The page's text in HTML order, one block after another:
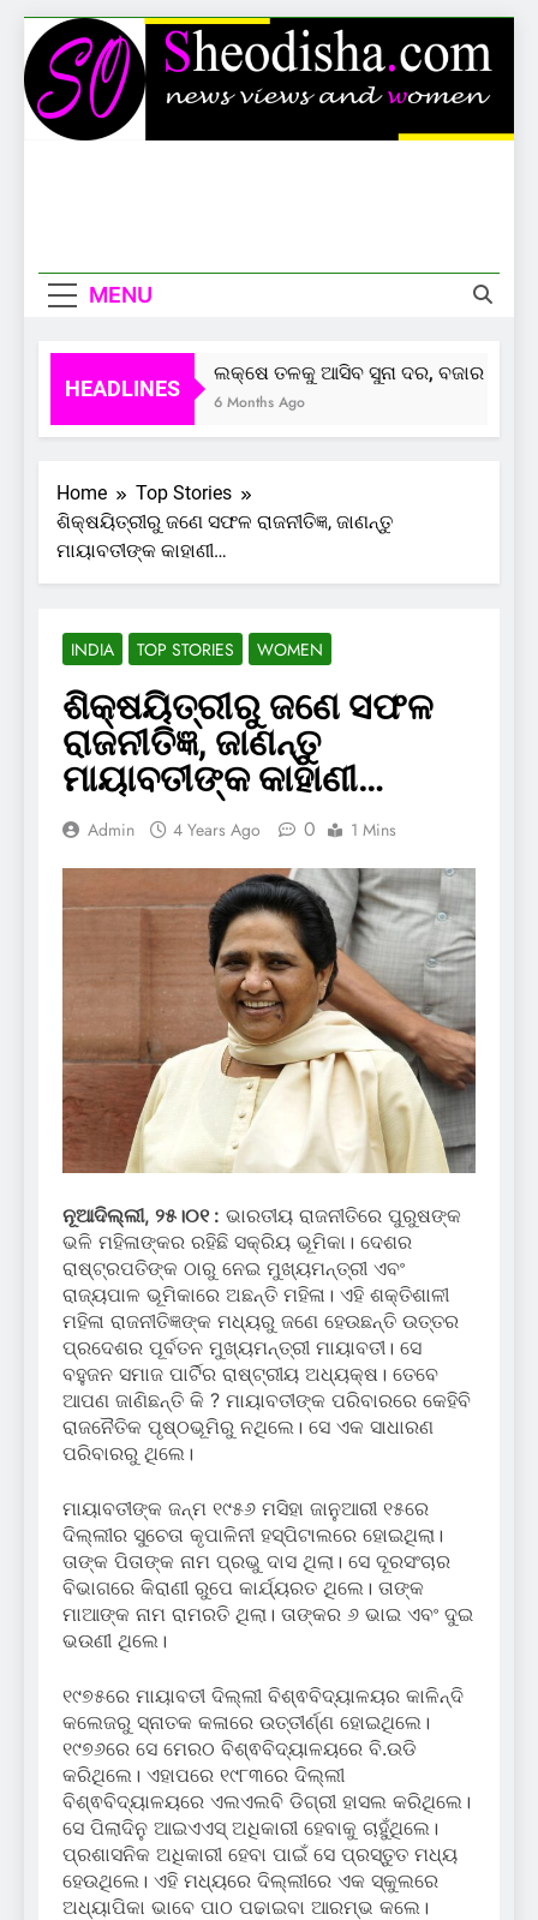
Skip
to
content
MENU
HEADLINES
ଲକ୍ଷେ ତଳକୁ ଆସିବ ସୁନା ଦର, ବଜାର ଦେଲାଣି
6 Months Ago
Home
Top Stories
ଶିକ୍ଷୟିତ୍ରୀରୁ ଜଣେ ସଫଳ ରାଜନୀତିଜ୍ଞ, ଜାଣନ୍ତୁ
ମାୟାବତୀଙ୍କ କାହାଣୀ…
INDIA TOP STORIES WOMEN
ଶିକ୍ଷୟିତ୍ରୀରୁ ଜଣେ ସଫଳ
ରାଜନୀତିଜ୍ଞ, ଜାଣନ୍ତୁ
ମାୟାବତୀଙ୍କ କାହାଣୀ…
Admin 4 Years Ago 0 1 Mins
ନୂଆଦିଲ୍ଲୀ, ୨୫।୦୧ : ଭାରତୀୟ ରାଜନୀତିରେ ପୁରୁଷଙ୍କ
ଭଳି ମହିଳାଙ୍କର ରହିଛି ସକ୍ରିୟ ଭୂମିକା। ଦେଶର
ରାଷ୍ଟ୍ରପତିଙ୍କ ଠାରୁ ନେଇ ମୁଖ୍ୟମନ୍ତ୍ରୀ ଏବଂ
ରାଜ୍ୟପାଳ ଭୂମିକାରେ ଅଛନ୍ତି ମହିଳା। ଏହି ଶକ୍ତିଶାଳୀ
ମହିଳା ରାଜନୀତିଜ୍ଞଙ୍କ ମଧ୍ୟରୁ ଜଣେ ହେଉଛନ୍ତି ଉତ୍ତର
ପ୍ରଦେଶର ପୂର୍ବତନ ମୁଖ୍ୟମନ୍ତ୍ରୀ ମାୟାବତୀ। ସେ
ବହୁଜନ ସମାଜ ପାର୍ଟିର ରାଷ୍ଟ୍ରୀୟ ଅଧ୍ୟକ୍ଷ। ତେବେ
ଆପଣ ଜାଣିଛନ୍ତି କି ? ମାୟାବତୀଙ୍କ ପରିବାରରେ କେହିବି
ରାଜନୈତିକ ପୃଷ୍ଠଭୂମିରୁ ନଥିଲେ। ସେ ଏକ ସାଧାରଣ
ପରିବାରରୁ ଥିଲେ।
ମାୟାବତୀଙ୍କ ଜନ୍ମ ୧୯୫୬ ମସିହା ଜାନୁଆରୀ ୧୫ରେ
ଦିଲ୍ଲୀର ସୁଚେତା କୃପାଳିନୀ ହସ୍ପିଟାଲରେ ହୋଇଥିଲା।
ତାଙ୍କ ପିତାଙ୍କ ନାମ ପ୍ରଭୁ ଦାସ ଥିଲା। ସେ ଦୂରସଂଚାର
ବିଭାଗରେ କିରାଣୀ ରୁପେ କାର୍ଯ୍ୟରତ ଥିଲେ। ତାଙ୍କ
ମାଆଙ୍କ ନାମ ରାମରତି ଥିଲା। ତାଙ୍କର ୬ ଭାଇ ଏବଂ ଦୁଇ
ଭଉଣୀ ଥିଲେ।
୧୯୭୫ରେ ମାୟାବତୀ ଦିଲ୍ଲୀ ବିଶ୍ଵବିଦ୍ୟାଳୟର କାଳିନ୍ଦି
କଲେଜରୁ ସ୍ନାତକ କଳାରେ ଉତ୍ତୀର୍ଣ୍ଣ ହୋଇଥିଲେ।
୧୯୭୬ରେ ସେ ମେରଠ ବିଶ୍ଵବିଦ୍ୟାଳୟରେ ବି.ଉଡି
କରିଥିଲେ। ଏହାପରେ ୧୯୮୩ରେ ଦିଲ୍ଲୀ
ବିଶ୍ଵବିଦ୍ୟାଳୟରେ ଏଲଏଲବି ଡିଗ୍ରୀ ହାସଲ କରିଥିଲେ।
ସେ ପିଲାଦିନୁ ଆଇଏଏସ୍ ଅଧିକାରୀ ହେବାକୁ ଚାହୁଁଥିଲେ।
ପ୍ରଶାସନିକ ଅଧିକାରୀ ହେବା ପାଇଁ ସେ ପ୍ରସ୍ତୁତ ମଧ୍ୟ
ହେଉଥିଲେ। ଏହି ମଧ୍ୟରେ ଦିଲ୍ଲୀରେ ଏକ ସ୍କୁଲରେ
ଅଧ୍ୟାପିକା ଭାବେ ପାଠ ପଢାଇବା ଆରମ୍ଭ କଲେ।